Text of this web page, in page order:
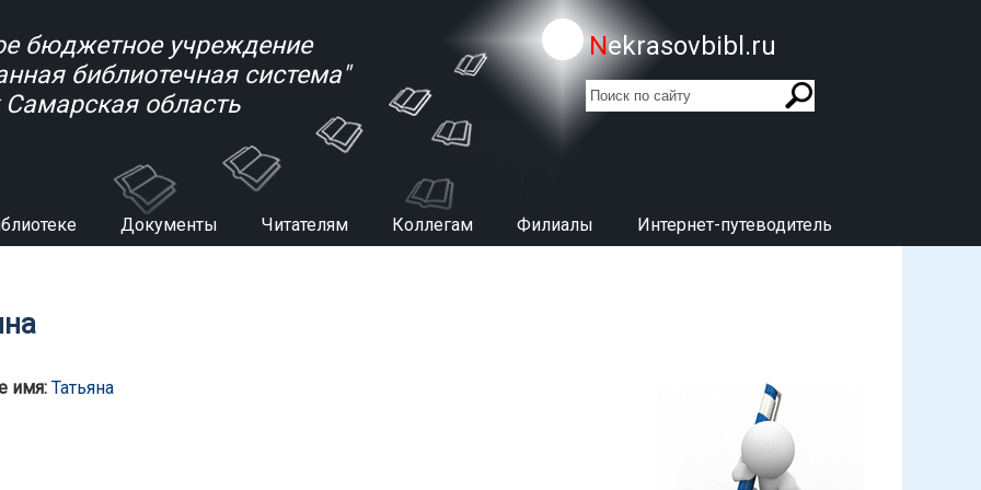
бюджетное учреждение
библиотечная система"
Самарская область
Nekrasovbibl.ru
Форма поиска
поиск
Документы Читателям Коллегам Филиалы Интернет-путеводитель
имя: Татьяна